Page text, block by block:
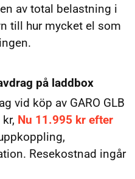
av total belastning i
till hur mycket el som
på laddbox
vid köp av GARO GLB
Nu 11.995 kr efter
Resekostnad ingår